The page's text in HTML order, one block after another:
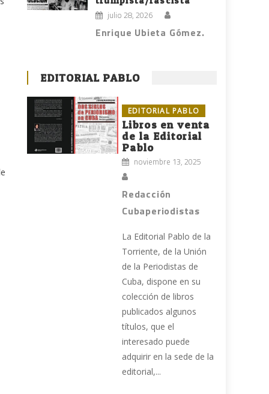
julio 28, 2026
Enrique Ubieta Gómez.
EDITORIAL PABLO
EDITORIAL PABLO
Libros en venta
de la Editorial
Pablo
noviembre 13, 2025
Redacción
Cubaperiodistas
La Editorial Pablo de la
Torriente, de la Unión
de la Periodistas de
Cuba, dispone en su
colección de libros
publicados algunos
títulos, que el
interesado puede
adquirir en la sede de la
editorial,...